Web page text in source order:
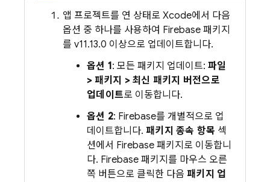
앱 프로젝트를 연 상태로 Xcode에서 다음
옵션 중 하나를 사용하여 Firebase 패키지
를 v11.13.0 이상으로 업데이트합니다.
옵션 1: 모든 패키지 업데이트: 파일
> 패키지 > 최신 패키지 버전으로
업데이트로 이동합니다.
옵션 2: Firebase를 개별적으로 업
데이트합니다. 패키지 종속 항목 섹
션에서 Firebase 패키지로 이동합니
다. Firebase 패키지를 마우스 오른
쪽 버튼으로 클릭한 다음 패키지 업